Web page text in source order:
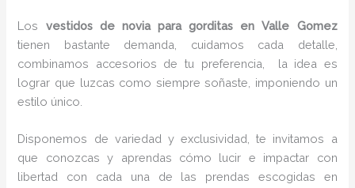
Los vestidos de novia para gorditas en Valle Gomez
tienen bastante demanda, cuidamos cada detalle,
combinamos accesorios de tu preferencia, la idea es
lograr que luzcas como siempre soñaste, imponiendo un
estilo único.
Disponemos de variedad y exclusividad, te invitamos a
que conozcas y aprendas cómo lucir e impactar con
libertad con cada una de las prendas escogidas en